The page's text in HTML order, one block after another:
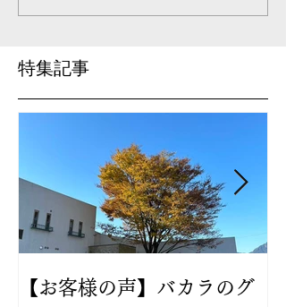
特集記事
【お客様の声】バカラのグ